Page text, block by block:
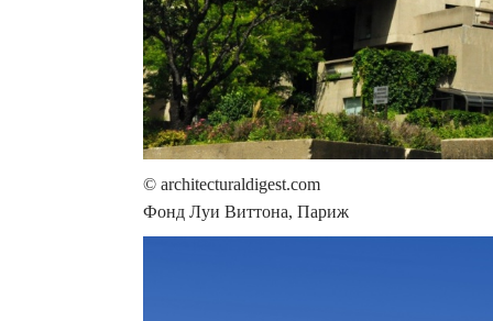
© architecturaldigest.com
Фонд Луи Виттона, Париж